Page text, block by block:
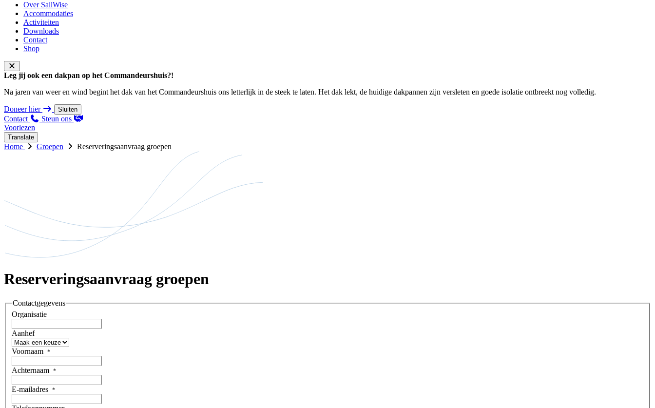
Over SailWise
Accommodaties
Activiteiten
Downloads
Contact
Shop
Leg jij ook een dakpan op het Commandeurshuis?!
Na jaren van weer en wind begint het dak van het Commandeurshuis ons letterlijk in de steek te laten. Het dak lekt, de huidige dakpannen zijn versleten en goede isolatie ontbreekt nog volledig.
Doneer hier Sluiten
Contact
Steun ons
Voorlezen
Translate
Home Groepen Reserveringsaanvraag groepen
Reserveringsaanvraag groepen
Contactgegevens
Organisatie
Aanhef
Voornaam *
Achternaam *
E-mailadres *